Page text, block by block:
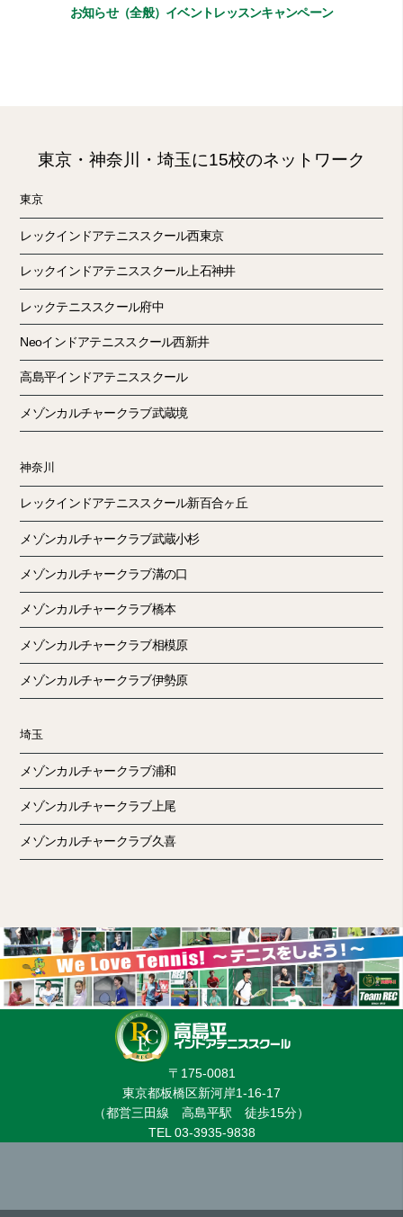
お知らせ（全般） イベントレッスンキャンペーン
東京・神奈川・埼玉に15校のネットワーク
東京
レックインドアテニススクール西東京
レックインドアテニススクール上石神井
レックテニススクール府中
Neoインドアテニススクール西新井
高島平インドアテニススクール
メゾンカルチャークラブ武蔵境
神奈川
レックインドアテニススクール新百合ヶ丘
メゾンカルチャークラブ武蔵小杉
メゾンカルチャークラブ溝の口
メゾンカルチャークラブ橋本
メゾンカルチャークラブ相模原
メゾンカルチャークラブ伊勢原
埼玉
メゾンカルチャークラブ浦和
メゾンカルチャークラブ上尾
メゾンカルチャークラブ久喜
〒175-0081
東京都板橋区新河岸1-16-17
（都営三田線 高島平駅 徒歩15分）
TEL 03-3935-9838